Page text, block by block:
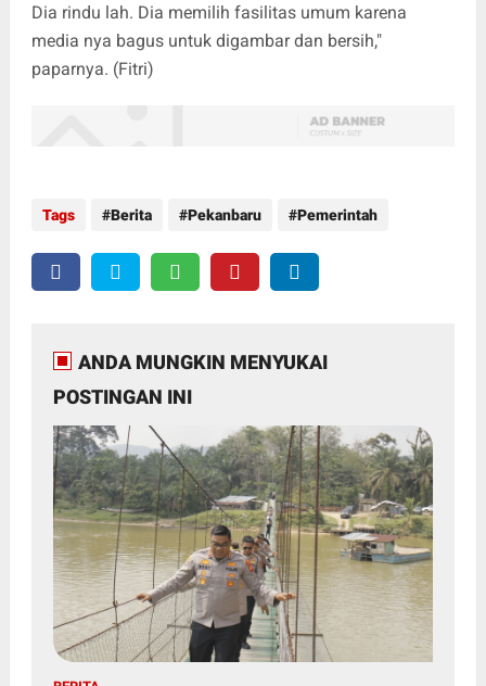
Dia rindu lah. Dia memilih fasilitas umum karena
media nya bagus untuk digambar dan bersih,"
paparnya. (Fitri)
Tags Berita Pekanbaru Pemerintah
ANDA MUNGKIN MENYUKAI
POSTINGAN INI